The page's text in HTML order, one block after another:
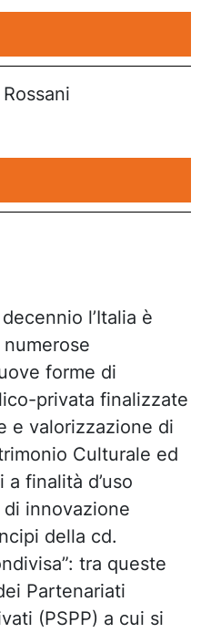
l’Italia è
forme di
privata finalizzate
e valorizzazione di
Culturale ed
finalità d’uso
innovazione
della cd.
tra queste
Partenariati
(PSPP) a cui si